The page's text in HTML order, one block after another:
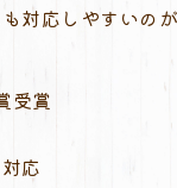
対応しやすいのが
受賞
応